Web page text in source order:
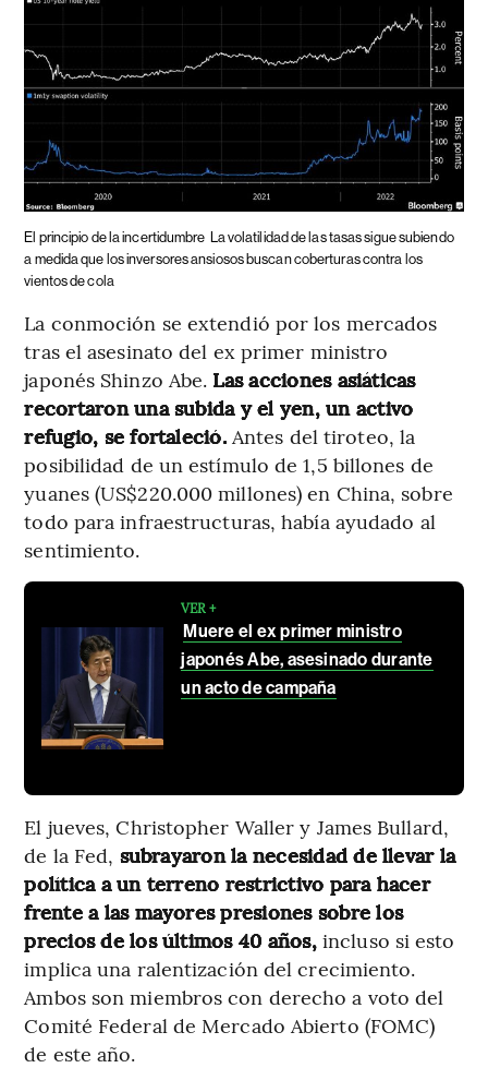
El principio de la incertidumbre La volatilidad de las tasas sigue subiendo
a medida que los inversores ansiosos buscan coberturas contra los
vientos de cola
La conmoción se extendió por los mercados
tras el asesinato del ex primer ministro
japonés Shinzo Abe. Las acciones asiáticas
recortaron una subida y el yen, un activo
refugio, se fortaleció.Antes del tiroteo, la
posibilidad de un estímulo de 1,5 billones de
yuanes (US$220.000 millones) en China, sobre
todo para infraestructuras, había ayudado al
sentimiento.
VER +
Muere el ex primer ministro
japonés Abe, asesinado durante
un acto de campaña
El jueves, Christopher Waller y James Bullard,
de la Fed, subrayaron la necesidad de llevar la
política a un terreno restrictivo para hacer
frente a las mayores presiones sobre los
precios de los últimos 40 años,incluso si esto
implica una ralentización del crecimiento.
Ambos son miembros con derecho a voto del
Comité Federal de Mercado Abierto (FOMC)
de este año.